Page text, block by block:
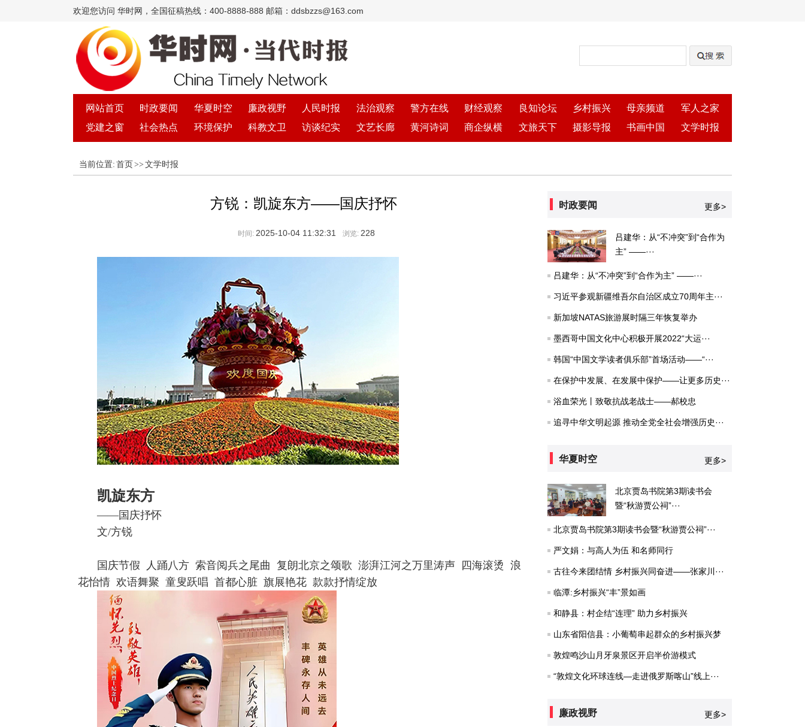
欢迎您访问 华时网，全国征稿热线：400-8888-888 邮箱：ddsbzzs@163.com
网站首页 时政要闻 华夏时空 廉政视野 人民时报 法治观察 警方在线 财经观察 良知论坛 乡村振兴 母亲频道
军人之家
党建之窗
社会热点 环境保护 科教文卫 访谈纪实 文艺长廊 黄河诗词 商企纵横 文旅天下 摄影导报 书画中国 文学时报
当前位置: 首页 >> 文学时报
方锐：凯旋东方——国庆抒怀
时间: 2025-10-04 11:32:31 浏览: 228
凯旋东方
——国庆抒怀
文/方锐
国庆节假 人踊八方 索音阅兵之尾曲 复朗北京之颂歌 澎湃江河之万里涛声 四海滚烫 浪
花怡情 欢语舞聚 童叟跃唱 首都心脏 旗展艳花 款款抒情绽放
时政要闻 更多>
吕建华：从“不冲突”到“合作为
主” ——···
吕建华：从“不冲突”到“合作为主” ——···
习近平参观新疆维吾尔自治区成立70周年主···
新加坡NATAS旅游展时隔三年恢复举办
墨西哥中国文化中心积极开展2022“大运···
韩国“中国文学读者俱乐部”首场活动——“···
在保护中发展、在发展中保护——让更多历史···
浴血荣光丨致敬抗战老战士——郝校忠
追寻中华文明起源 推动全党全社会增强历史···
华夏时空 更多>
北京贾岛书院第3期读书会
暨“秋游贾公祠”···
北京贾岛书院第3期读书会暨“秋游贾公祠”···
严文娟：与高人为伍 和名师同行
古往今来团结情 乡村振兴同奋进——张家川···
临潭:乡村振兴“丰”景如画
和静县：村企结“连理” 助力乡村振兴
山东省阳信县：小葡萄串起群众的乡村振兴梦
敦煌鸣沙山月牙泉景区开启半价游模式
“敦煌文化环球连线—走进俄罗斯喀山”线上···
廉政视野 更多>